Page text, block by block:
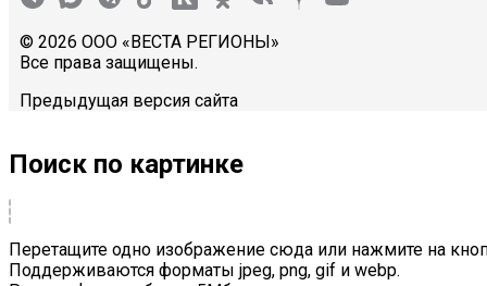
© 2026 ООО «ВЕСТА РЕГИОНЫ»
Все права защищены.
Предыдущая версия сайта
Поиск по картинке
Перетащите одно изображение сюда или нажмите на
Поддерживаются форматы jpeg, png, gif и webp.